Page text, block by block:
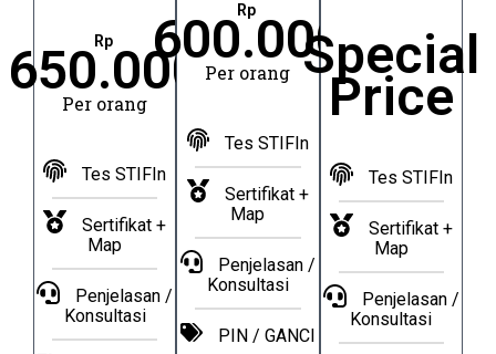
Rp
650.000
Per orang
Tes STIFIn
Sertifikat +
Map
Penjelasan /
Konsultasi​
Rp
600.000
Per orang
Tes STIFIn
Sertifikat +
Map
Penjelasan /
Konsultasi​
PIN / GANCI
Special
Price
Tes STIFIn
Sertifikat +
Map
Penjelasan /
Konsultasi​